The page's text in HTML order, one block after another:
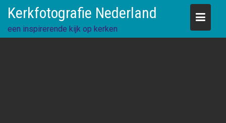
content
Kerkfotografie Nederland
een inspirerende kijk op kerken